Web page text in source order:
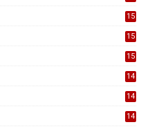
15
15
15
14
14
14